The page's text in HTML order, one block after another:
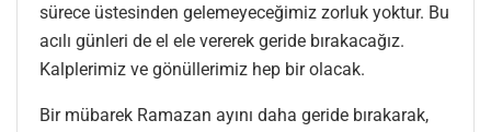
sürece üstesinden gelemeyeceğimiz zorluk yoktur. Bu
acılı günleri de el ele vererek geride bırakacağız.
Kalplerimiz ve gönüllerimiz hep bir olacak.
Bir mübarek Ramazan ayını daha geride bırakarak,